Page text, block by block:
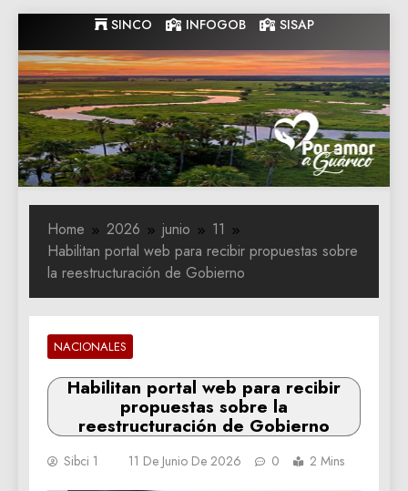
to
content
SINCO INFOGOB SISAP
Gobernacion
de Guarico
Gobernacion de Guarico
Home 2026 junio
11
Habilitan portal web para recibir propuestas sobre
la reestructuración de Gobierno
NACIONALES
Habilitan portal web para recibir
propuestas sobre la
reestructuración de Gobierno
Sibci 1 11 De Junio De 2026 0 2 Mins